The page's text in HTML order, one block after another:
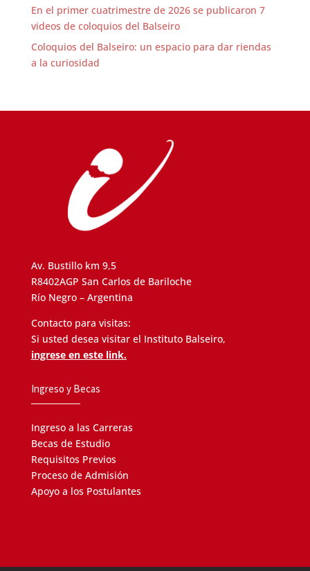
En el primer cuatrimestre de 2026 se publicaron 7
videos de coloquios del Balseiro
Coloquios del Balseiro: un espacio para dar riendas
a la curiosidad
Av. Bustillo km 9,5
R8402AGP San Carlos de Bariloche
Río Negro – Argentina
Contacto para visitas:
Si usted desea visitar el Instituto Balseiro,
ingrese en este link.
Ingreso y Becas
Ingreso a las Carreras
Becas de Estudio
Requisitos Previos
Proceso de Admisión
Apoyo a los Postulantes